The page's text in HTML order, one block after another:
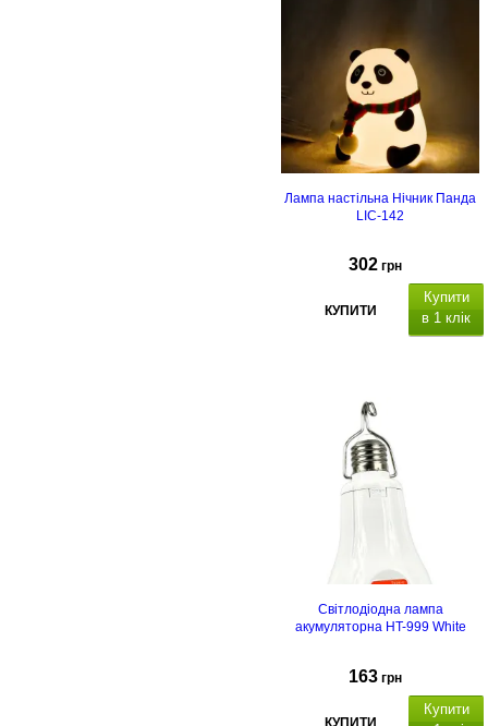
Лампа настільна Нічник Панда
LIC-142
302 грн
КУПИТИ
Купити
в 1 клік
Світлодіодна лампа
акумуляторна HT-999 White
163 грн
КУПИТИ
Купити